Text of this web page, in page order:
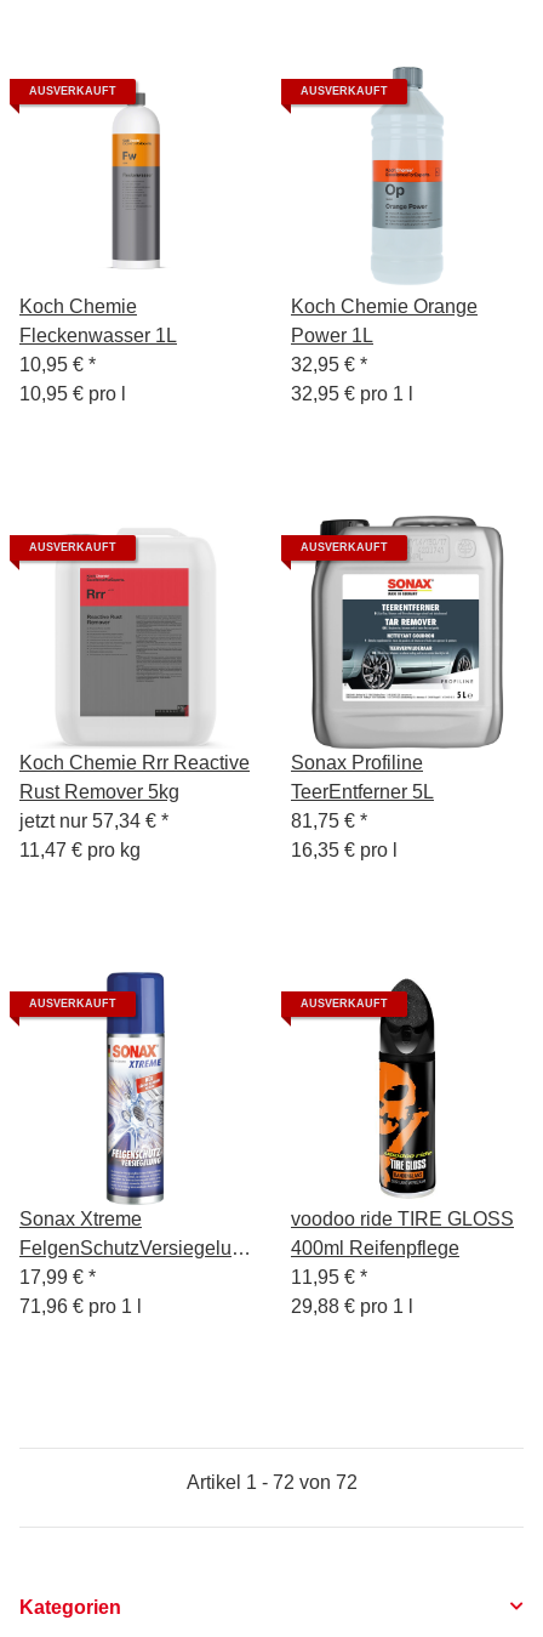
AUSVERKAUFT
Koch Chemie
Fleckenwasser 1L
10,95 € *
10,95 € pro l
AUSVERKAUFT
Koch Chemie Orange
Power 1L
32,95 € *
32,95 € pro 1 l
AUSVERKAUFT
Koch Chemie Rrr Reactive
Rust Remover 5kg
jetzt nur 57,34 € *
11,47 € pro kg
AUSVERKAUFT
Sonax Profiline
TeerEntferner 5L
81,75 € *
16,35 € pro l
AUSVERKAUFT
Sonax Xtreme
FelgenSchutzVersiegelung
250ml
17,99 € *
71,96 € pro 1 l
AUSVERKAUFT
voodoo ride TIRE GLOSS
400ml Reifenpflege
11,95 € *
29,88 € pro 1 l
Artikel 1 - 72 von 72
Kategorien